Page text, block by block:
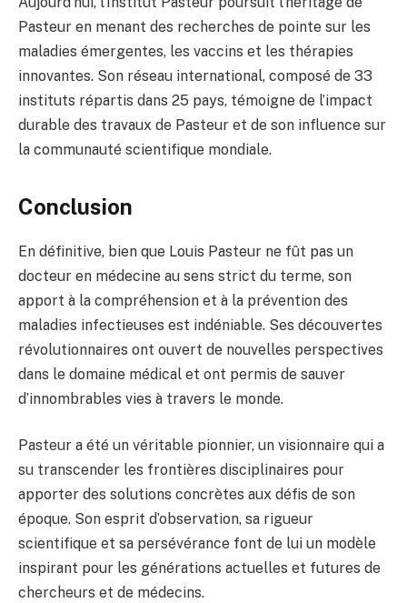
Pasteur en menant des recherches de pointe sur les
maladies émergentes, les vaccins et les thérapies
innovantes. Son réseau international, composé de 33
instituts répartis dans 25 pays, témoigne de l’impact
durable des travaux de Pasteur et de son influence sur
la communauté scientifique mondiale.
Conclusion
En définitive, bien que Louis Pasteur ne fût pas un
docteur en médecine au sens strict du terme, son
apport à la compréhension et à la prévention des
maladies infectieuses est indéniable. Ses découvertes
révolutionnaires ont ouvert de nouvelles perspectives
dans le domaine médical et ont permis de sauver
d’innombrables vies à travers le monde.
Pasteur a été un véritable pionnier, un visionnaire qui a
su transcender les frontières disciplinaires pour
apporter des solutions concrètes aux défis de son
époque. Son esprit d’observation, sa rigueur
scientifique et sa persévérance font de lui un modèle
inspirant pour les générations actuelles et futures de
chercheurs et de médecins.